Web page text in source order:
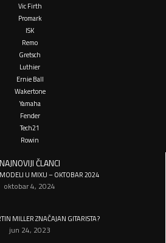
Vic Firth
Promark
ISK
Remo
Gretsch
Luthier
Ernie Ball
Wakertone
Yamaha
Fender
Tech21
Rowin
NAJNOVIJI ČLANCI
U MIXU – OKTOBAR 2024
oktobar 4, 2024
MILLER ZNAČAJAN GITARISTA?
jun 24, 2023